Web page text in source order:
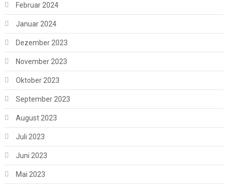
Februar 2024
Januar 2024
Dezember 2023
November 2023
Oktober 2023
September 2023
August 2023
Juli 2023
Juni 2023
Mai 2023